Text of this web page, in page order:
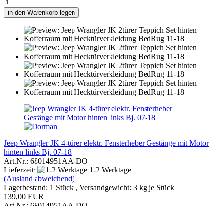
in den Warenkorb legen
Jeep Wrangler JK 4-türer elektr. Fensterheber Gestänge mit Motor
hinten links Bj. 07-18
Art.Nr.: 68014951AA-DO
Lieferzeit:
1-2 Werktage
(Ausland abweichend)
Lagerbestand: 1 Stück , Versandgewicht: 3 kg je Stück
139,00 EUR